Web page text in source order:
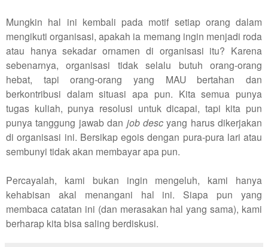
Mungkin hal ini kembali pada motif setiap orang dalam
mengikuti organisasi, apakah ia memang ingin menjadi roda
atau hanya sekadar ornamen di organisasi itu? Karena
sebenarnya, organisasi tidak selalu butuh orang-orang
hebat, tapi orang-orang yang MAU bertahan dan
berkontribusi dalam situasi apa pun. Kita semua punya
tugas kuliah, punya resolusi untuk dicapai, tapi kita pun
punya tanggung jawab dan job descyang harus dikerjakan
di organisasi ini. Bersikap egois dengan pura-pura lari atau
sembunyi tidak akan membayar apa pun.
Percayalah, kami bukan ingin mengeluh, kami hanya
kehabisan akal menangani hal ini. Siapa pun yang
membaca catatan ini (dan merasakan hal yang sama), kami
berharap kita bisa saling berdiskusi.